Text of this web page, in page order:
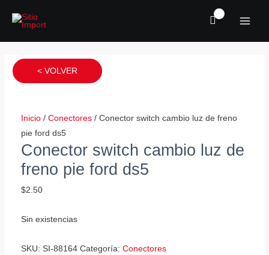
< VOLVER
Inicio/ Conectores/ Conector switch cambio luz de freno
pie ford ds5
Conector switch cambio luz de
freno pie ford ds5
$2.50
Sin existencias
SKU: SI-88164 Categoría: Conectores
grand
blazer
cantidad
cantidad